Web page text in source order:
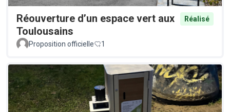
Réouverture d’un espace vert aux
Toulousains
Réalisé
Proposition officielle 1